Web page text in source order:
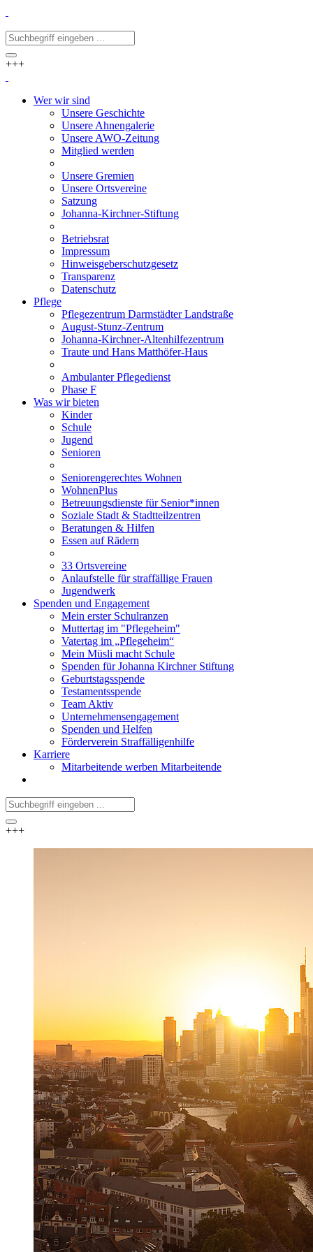
+++
Wer wir sind
Unsere Geschichte
Unsere Ahnengalerie
Unsere AWO-Zeitung
Mitglied werden
Unsere Gremien
Unsere Ortsvereine
Satzung
Johanna-Kirchner-Stiftung
Betriebsrat
Impressum
Hinweisgeberschutzgesetz
Transparenz
Datenschutz
Pflege
Pflegezentrum Darmstädter Landstraße
August-Stunz-Zentrum
Johanna-Kirchner-Altenhilfezentrum
Traute und Hans Matthöfer-Haus
Ambulanter Pflegedienst
Phase F
Was wir bieten
Kinder
Schule
Jugend
Senioren
Seniorengerechtes Wohnen
WohnenPlus
Betreuungsdienste für Senior*innen
Soziale Stadt & Stadtteilzentren
Beratungen & Hilfen
Essen auf Rädern
33 Ortsvereine
Anlaufstelle für straffällige Frauen
Jugendwerk
Spenden und Engagement
Mein erster Schulranzen
Muttertag im "Pflegeheim"
Vatertag im „Pflegeheim“
Mein Müsli macht Schule
Spenden für Johanna Kirchner Stiftung
Geburtstagsspende
Testamentsspende
Team Aktiv
Unternehmensengagement
Spenden und Helfen
Förderverein Straffälligenhilfe
Karriere
Mitarbeitende werben Mitarbeitende
+++